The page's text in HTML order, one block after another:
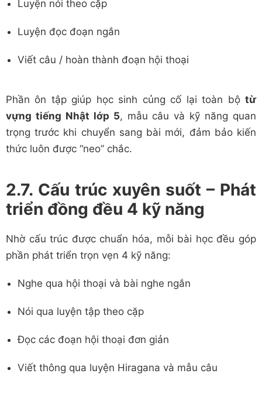
Luyện nói theo cặp
Luyện đọc đoạn ngắn
Viết câu / hoàn thành đoạn hội thoại
Phần ôn tập giúp học sinh củng cố lại toàn bộ từ
vựng tiếng Nhật lớp 5, mẫu câu và kỹ năng quan
trọng trước khi chuyển sang bài mới, đảm bảo kiến
thức luôn được “neo” chắc.
2.7. Cấu trúc xuyên suốt – Phát
triển đồng đều 4 kỹ năng
Nhờ cấu trúc được chuẩn hóa, mỗi bài học đều góp
phần phát triển trọn vẹn 4 kỹ năng:
Nghe qua hội thoại và bài nghe ngắn
Nói qua luyện tập theo cặp
Đọc các đoạn hội thoại đơn giản
Viết thông qua luyện Hiragana và mẫu câu